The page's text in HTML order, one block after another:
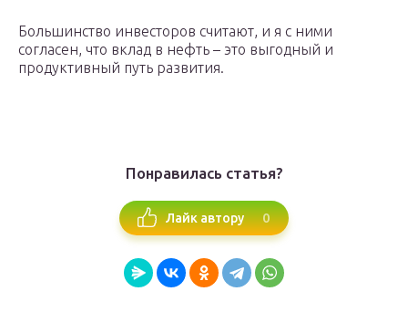
Большинство инвесторов считают, и я с ними
согласен, что вклад в нефть – это выгодный и
продуктивный путь развития.
Понравилась статья?
Лайк автору 0